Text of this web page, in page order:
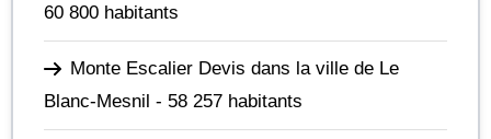
60 800 habitants
Monte Escalier Devis dans la ville de Le
Blanc-Mesnil - 58 257 habitants